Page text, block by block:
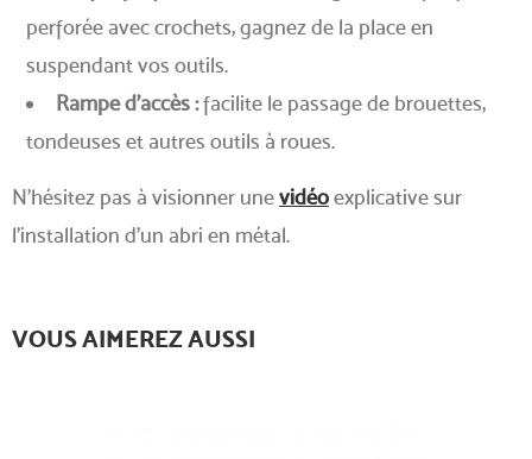
perforée avec crochets, gagnez de la place en
suspendant vos outils.
Rampe d’accès :facilite le passage de brouettes,
tondeuses et autres outils à roues.
N'hésitez pas à visionner unevidéoexplicative sur
l'installation d’un abri en métal.
VOUS AIMEREZ AUSSI